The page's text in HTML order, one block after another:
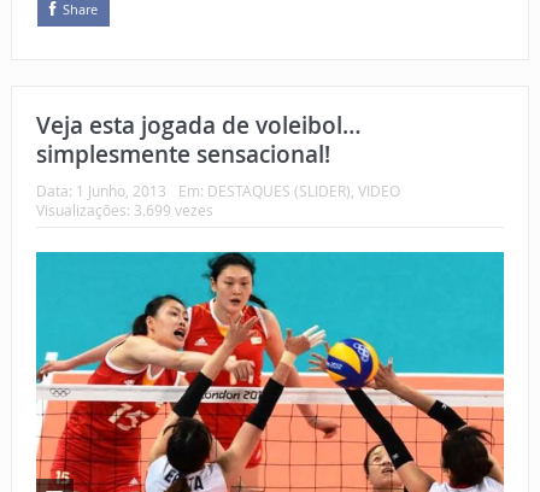
Share
Veja esta jogada de voleibol…
simplesmente sensacional!
Data: 1 Junho, 2013 Em: DESTAQUES (SLIDER) VIDEO
Visualizações: 3.699 vezes